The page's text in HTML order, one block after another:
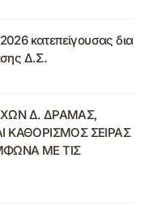
κατεπείγουσας δια
Δ.Σ.
Δ. ΔΡΑΜΑΣ,
ΚΑΘΟΡΙΣΜΟΣ ΣΕΙΡΑΣ
ΜΕ ΤΙΣ